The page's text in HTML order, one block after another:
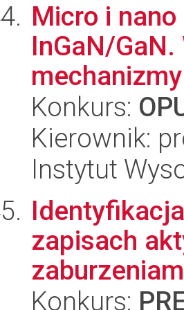
Micro i
InGaN/
Konkurs:
Kierownik:
Instytut
zapisach
Konkurs: